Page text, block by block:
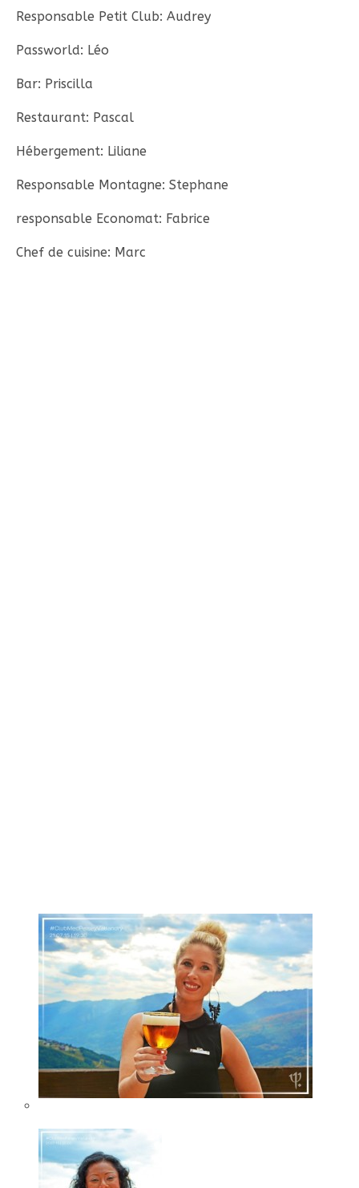
Responsable Petit Club: Audrey
Passworld: Léo
Bar: Priscilla
Restaurant: Pascal
Hébergement: Liliane
Responsable Montagne: Stephane
responsable Economat: Fabrice
Chef de cuisine: Marc